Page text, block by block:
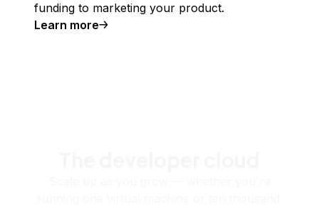
funding to marketing your product.
Learn more